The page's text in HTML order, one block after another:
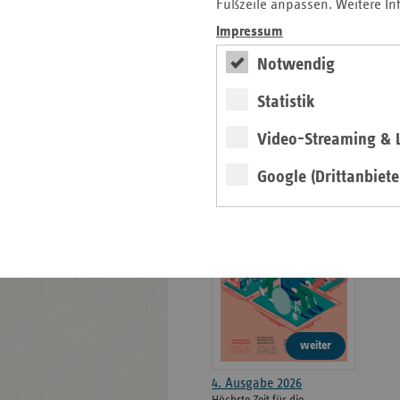
Fußzeile anpassen. Weitere
Impressum
Notwendig
Statistik
Video-Streaming &
Google
Informationen
Der vdek
Karriere
Die GKV
ePaper
weiter
4. Ausgabe 2026